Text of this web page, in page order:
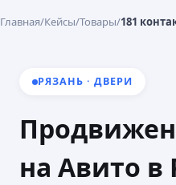
Главная/Кейсы/Товары/181
РЯЗАНЬ · ДВЕРИ
на Авито в